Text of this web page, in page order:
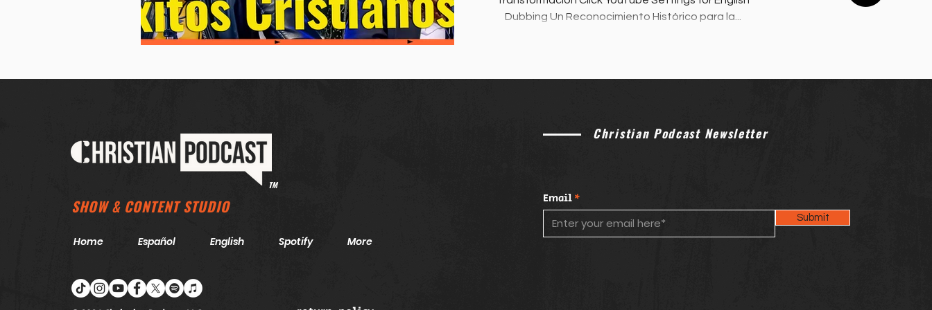
Dubbing Un Reconocimiento Histórico para la...
TM
SHOW & CONTENT STUDIO
Home Español English Spotify More
Christian Podcast Newsletter
Email
Submit